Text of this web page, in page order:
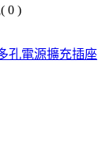
0 )
孔電源擴充插座